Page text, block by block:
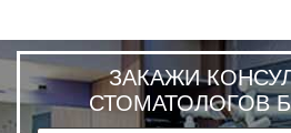
ЗАКАЖИ
СТОМАТОЛОГОВ